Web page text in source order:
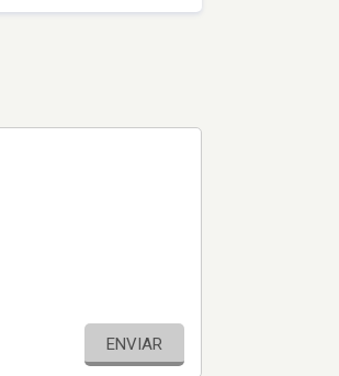
ENVIAR